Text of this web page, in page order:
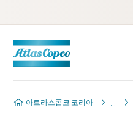
아트라스콥코 코리아